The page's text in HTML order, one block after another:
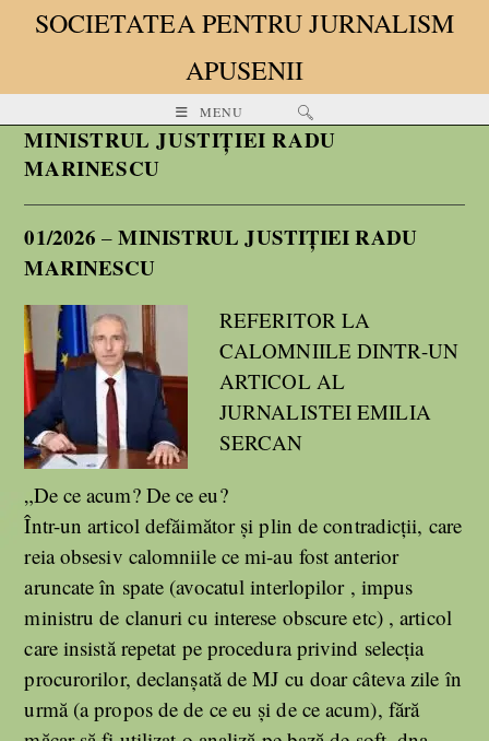
SOCIETATEA PENTRU JURNALISM
APUSENII
MENU
MINISTRUL JUSTIȚIEI RADU
MARINESCU
01/2026–MINISTRUL JUSTIȚIEI RADU
MARINESCU
REFERITOR LA
CALOMNIILE DINTR-UN
ARTICOL AL
JURNALISTEI EMILIA
SERCAN
„De ce acum? De ce eu?
Într-un articol defăimător și plin de contradicții, care
reia obsesiv calomniile ce mi-au fost anterior
aruncate în spate (avocatul interlopilor , impus
ministru de clanuri cu interese obscure etc) , articol
care insistă repetat pe procedura privind selecția
procurorilor, declanșată de MJ cu doar câteva zile în
urmă (a propos de de ce eu și de ce acum), fără